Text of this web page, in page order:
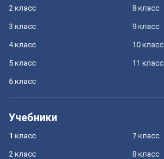
2 класс
3 класс
4 класс
5 класс
6 класс
8 класс
9 класс
10 класс
11 класс
Учебники
1 класс
2 класс
7 класс
8 класс